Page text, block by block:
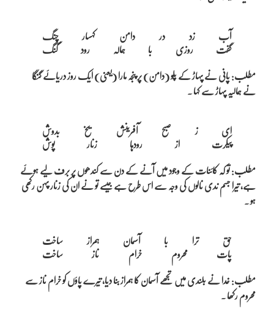
آب زد در دامن کہسار چنگ
گفت روزی با ہمالہ رود گنگ
مطلب: پانی نے پہاڑ کے پلو (دامن) پر پنجہ مارا (یعنی) ایک روز دریائے گنگا
نے ہمالیہ پہاڑ سے کہا ۔
ای ز صبح آفرینش یخ بدوش
پیکرت از رودہا زنار پوش
مطلب: تو کہ کائنات کے وجود میں آنے کے دن سے کندھوں پر برف لیے ہوئے
ہے، تیرا جسم ندی نالوں کی وجہ سے اس طرح ہے جیسے تو نے ان کی زنار پہن رکھی
ہو ۔
حق ترا با آسمان ہمراز ساخت
مطلب: خدا نے بلندی میں تجھے آسمان کا ہمراز بنا دیا، تیرے پاؤں کو خرام ناز سے
محروم رکھا ۔